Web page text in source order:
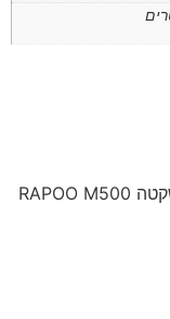
היה הראשון לכתוב סקירה “עכבר לחיצה שקטה RAPOO M500